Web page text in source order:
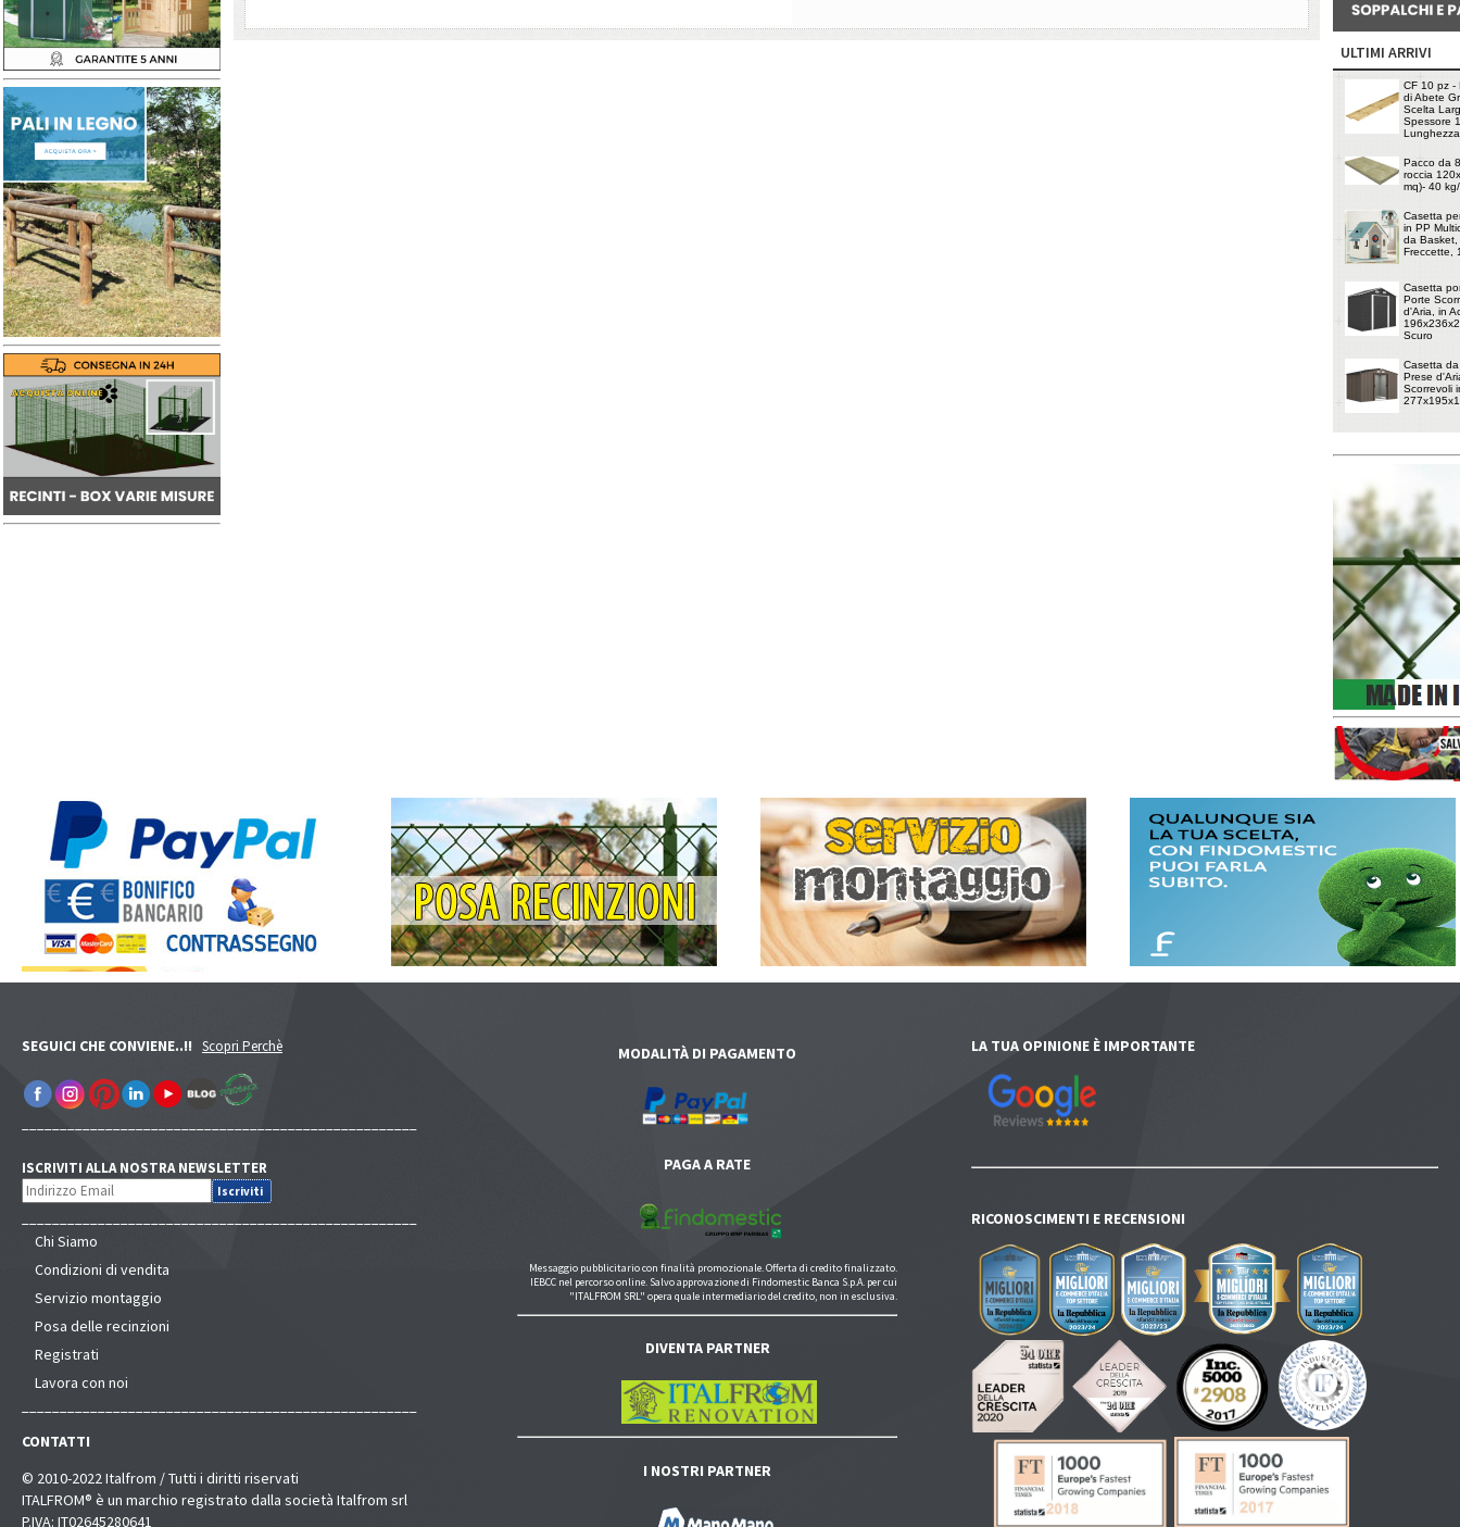
ULTIMI ARRIVI
CF 10 pz -
di Abete
Scelta
Spessore
Pacco da
roccia
mq)- 40
Casetta
in PP
da Basket,
Freccette,
Casetta
Porte
d'Aria, in
Scuro
Casetta
Prese
Scorrevoli
SEGUICI CHE CONVIENE..!! Scopri Perchè
ISCRIVITI ALLA NOSTRA NEWSLETTER
Chi Siamo
Condizioni di vendita
Servizio montaggio
Posa delle recinzioni
Registrati
Lavora con noi
CONTATTI
© 2010-2022 Italfrom / Tutti i diritti riservati
ITALFROM® è un marchio registrato dalla società Italfrom srl
P.IVA: IT02645280641
MODALITÀ DI PAGAMENTO
PAGA A RATE
Messaggio pubblicitario con finalità promozionale. Offerta di credito finalizzato.
IEBCC nel percorso online. Salvo approvazione di Findomestic Banca S.p.A. per cui
"ITALFROM SRL" opera quale intermediario del credito, non in esclusiva.
DIVENTA PARTNER
I NOSTRI PARTNER
LA TUA OPINIONE È IMPORTANTE
RICONOSCIMENTI E RECENSIONI